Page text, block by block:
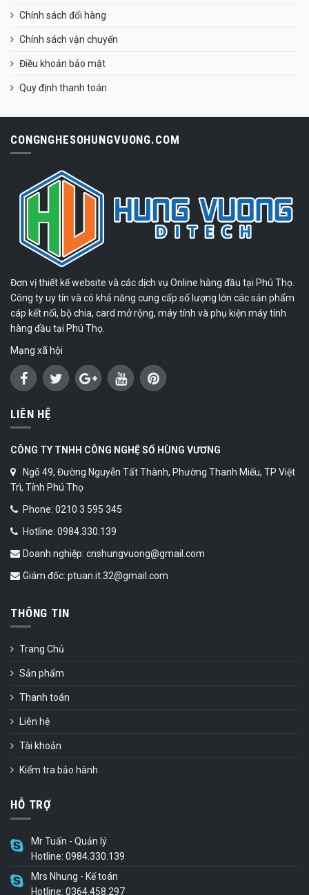
Chính sách đổi hàng
Chính sách vận chuyển
Điều khoản bảo mật
Quy định thanh toán
CONGNGHESOHUNGVUONG.COM
Đơn vị thiết kế website và các dịch vụ Online hàng đầu tại Phú Thọ.
Công ty uy tín và có khả năng cung cấp số lượng lớn các sản phẩm
cáp kết nối, bộ chia, card mở rộng, máy tính và phụ kiện máy tính
hàng đầu tại Phú Thọ.
Mạng xã hội
LIÊN HỆ
CÔNG TY TNHH CÔNG NGHỆ SỐ HÙNG VƯƠNG
Ngõ 49, Đường Nguyễn Tất Thành, Phường Thanh Miếu, TP Việt
Trì, Tỉnh Phú Thọ
Phone: 0210 3 595 345
Hotline: 0984.330.139
Doanh nghiệp: cnshungvuong@gmail.com
Giám đốc: ptuan.it.32@gmail.com
THÔNG TIN
Trang Chủ
Sản phẩm
Thanh toán
Liên hệ
Tài khoản
Kiểm tra bảo hành
HỖ TRỢ
Mr Tuấn - Quản lý
Hotline: 0984.330.139
Mrs Nhung - Kế toán
Hotline: 0364.458.297